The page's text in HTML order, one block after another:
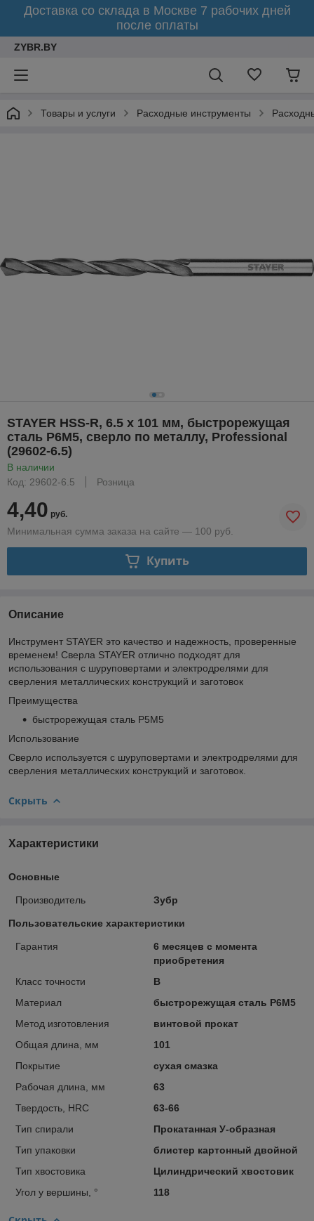
Доставка со склада в Москве 7 рабочих дней
после оплаты
ZYBR.BY
Товары и услуги Расходные инструменты
STAYER HSS-R, 6.5 х 101 мм, быстрорежущая
сталь P6M5, сверло по металлу, Professional
(29602-6.5)
В наличии
Код: 29602-6.5
Розница
4,40 руб.
Минимальная сумма заказа на сайте — 100 руб.
Купить
Описание
Инструмент STAYER это качество и надежность, проверенные
временем! Сверла STAYER отлично подходят для
использования с шуруповертами и электродрелями для
сверления металлических конструкций и заготовок
Преимущества
быстрорежущая сталь Р5М5
Использование
Сверло используется с шуруповертами и электродрелями для
сверления металлических конструкций и заготовок.
Скрыть
Характеристики
Основные
Производитель Зубр
Пользовательские характеристики
Гарантия
6 месяцев с момента
приобретения
Класс точности
В
Материал
быстрорежущая сталь Р6М5
Метод изготовления
винтовой прокат
Общая длина, мм
101
Покрытие
сухая смазка
Рабочая длина, мм
63
Твердость, HRC
63-66
Тип спирали
Прокатанная У-образная
Тип упаковки
блистер картонный двойной
Тип хвостовика
Цилиндрический хвостовик
Угол у вершины, °
118